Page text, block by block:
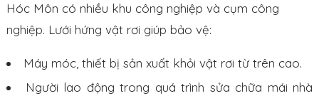
Hóc Môn có nhiều khu công nghiệp và cụm công
nghiệp. Lưới hứng vật rơi giúp bảo vệ:
Máy móc, thiết bị sản xuất khỏi vật rơi từ trên cao.
Người lao động trong quá trình sửa chữa mái nhà